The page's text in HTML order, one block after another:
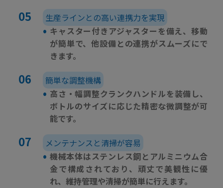
生産ラインとの高い連携力を実現
• キャスター付きアジャスターを備え、移動
が簡単で、他設備との連携がスムーズにで
きます。
簡単な調整機構
• 高さ・幅調整クランクハンドルを装備し、
ボトルのサイズに応じた精密な微調整が可
能です。
メンテナンスと清掃が容易
• 機械本体はステンレス鋼とアルミニウム合
金で構成されており、頑丈で美観性に優
れ、維持管理や清掃が簡単に行えます。